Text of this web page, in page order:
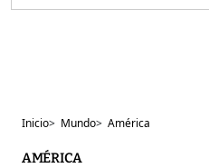
Inicio> Mundo> América
AMÉRICA